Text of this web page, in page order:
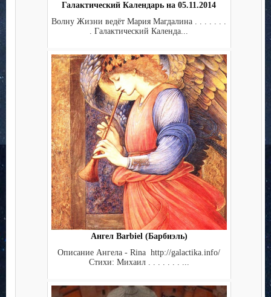
Галактический Календарь на 05.11.2014
Волну Жизни ведёт Мария Магдалина . . . . . . .
. Галактический Календа...
Ангел Barbiel (Барбиэль)
Описание Ангела - Rina http://galactika.info/
Стихи: Михаил . . . . . . . ...